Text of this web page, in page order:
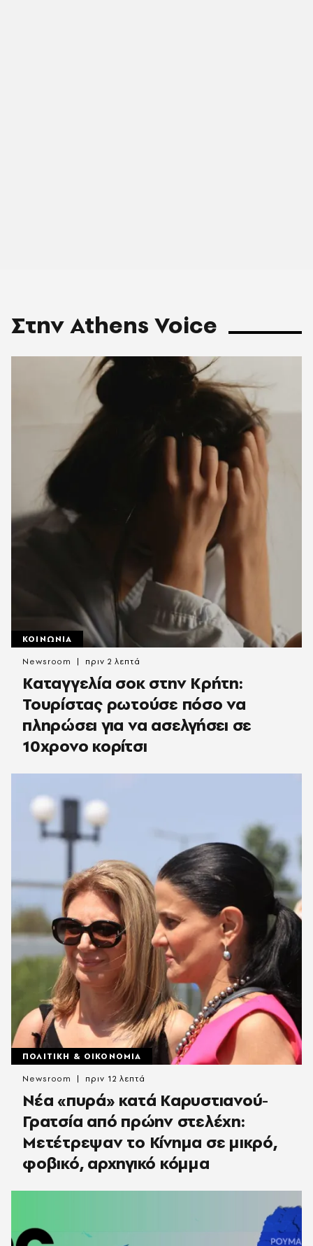
Στην Athens Voice
ΚΟΙΝΩΝΙΑ
Καταγγελία σοκ στην Κρήτη:
Τουρίστας ρωτούσε πόσο να
πληρώσει για να ασελγήσει σε
10χρονο κορίτσι
Newsroom πριν 2 λεπτά
ΠΟΛΙΤΙΚΗ & ΟΙΚΟΝΟΜΙΑ
Νέα «πυρά» κατά Καρυστιανού-
Γρατσία από πρώην στελέχη:
Μετέτρεψαν το Κίνημα σε μικρό,
φοβικό, αρχηγικό κόμμα
Newsroom πριν 12 λεπτά